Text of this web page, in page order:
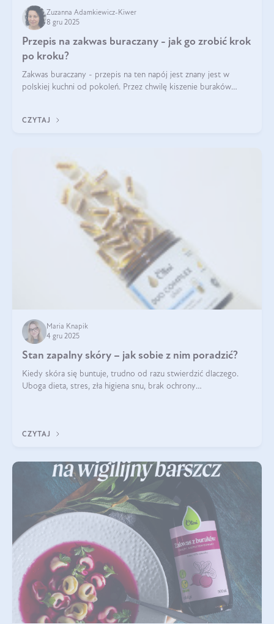
Zuzanna Adamkiewicz-Kiwer
8 gru 2025
Przepis na zakwas buraczany - jak go zrobić krok
po kroku?
Zakwas buraczany - przepis na ten napój jest znany jest w
polskiej kuchni od pokoleń. Przez chwilę kiszenie buraków
CZYTAJ
Maria Knapik
4 gru 2025
Stan zapalny skóry – jak sobie z nim poradzić?
Kiedy skóra się buntuje, trudno od razu stwierdzić dlaczego.
Uboga dieta, stres, zła higiena snu, brak ochrony
CZYTAJ